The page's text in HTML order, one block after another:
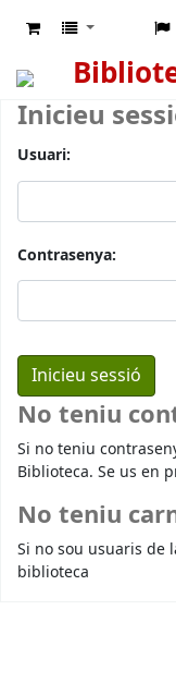
Inicieu
Usuari:
Contrasenya:
No teniu
Si no teniu
Biblioteca. Se us en
No teniu
Si no sou usuaris de
biblioteca